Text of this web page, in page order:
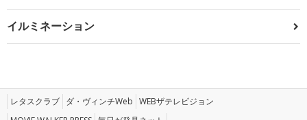
イルミネーション
レタスクラブ ダ・ヴィンチWeb WEBザテレビジョン